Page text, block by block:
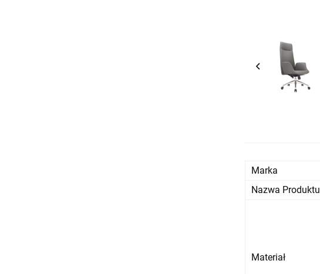
Marka
Nazwa Produktu
Materiał